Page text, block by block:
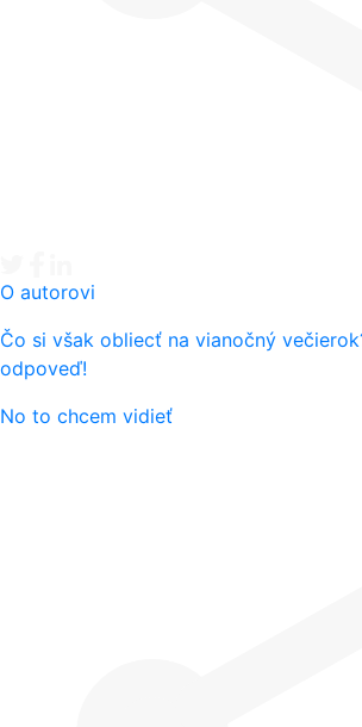
O autorovi
Čo si však obliecť na vianočný
odpoveď!
No to chcem vidieť